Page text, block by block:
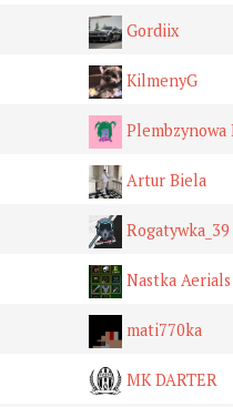
Gordiix
KilmenyG
Plembzynowa
Artur Biela
Rogatywka_39
Nastka Aerials
mati770ka
MK DARTER